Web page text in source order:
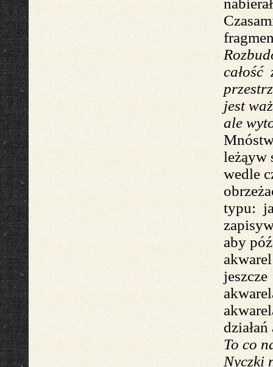
nabierał
całość
jest
ale
leżąyw
wedle
typu:
aby
To co
Nyczki